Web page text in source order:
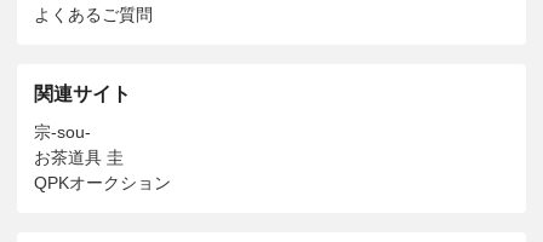
よくあるご質問
関連サイト
宗-sou-
お茶道具 圭
QPKオークション